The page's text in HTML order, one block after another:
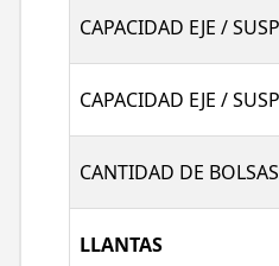
CAPACIDAD EJE /
CAPACIDAD EJE /
CANTIDAD DE
LLANTAS